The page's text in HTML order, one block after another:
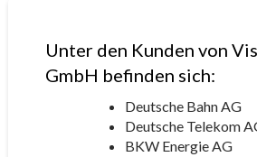
Unter den Kunden von
GmbH befinden sich:
Deutsche Bahn AG
Deutsche Telekom
BKW Energie AG